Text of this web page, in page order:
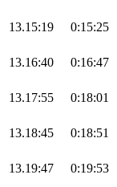
13.15:19 0:15:25
13.16:40 0:16:47
13.17:55 0:18:01
13.18:45 0:18:51
13.19:47 0:19:53